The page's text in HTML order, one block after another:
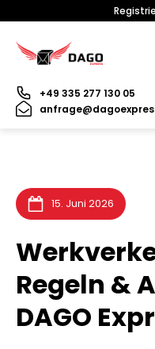
+49 335 277 130 05
15. Juni 2026
Regeln &
DAGO